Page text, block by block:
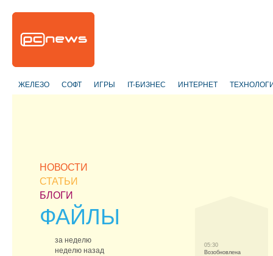
ЖЕЛЕЗО СОФТ ИГРЫ IT-БИЗНЕС ИНТЕРНЕТ
НОВОСТИ
СТАТЬИ
БЛОГИ
ФАЙЛЫ
за неделю
неделю назад
05:30
Возобновлена